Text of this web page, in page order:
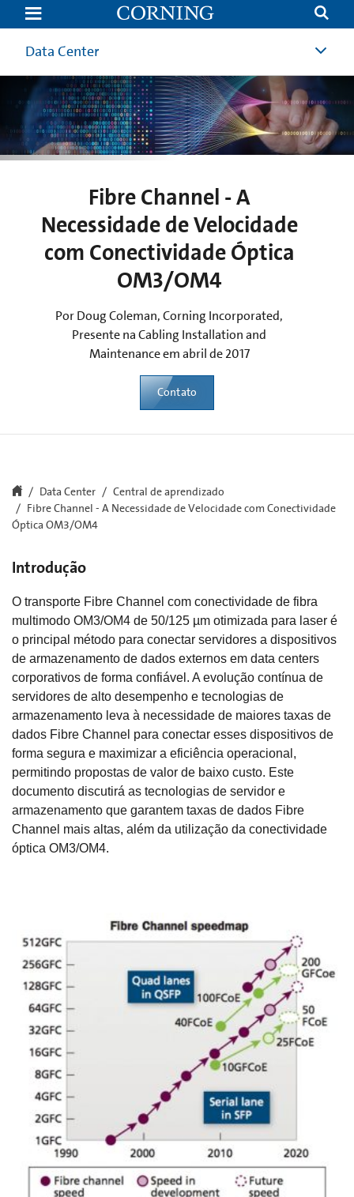
Fibre
Channel
-
Need
Speed
OM3/OM4
Optical
Connectivity
Data
Data Center
Fibre Channel - A
Necessidade de Velocidade
com Conectividade Óptica
OM3/OM4
Por Doug Coleman, Corning Incorporated,
Presente na Cabling Installation and
Maintenance em abril de 2017
Contato
Data Center
Central de aprendizado
Fibre Channel - A Necessidade de Velocidade com Conectividade
Óptica OM3/OM4
Introdução
O transporte Fibre Channel com conectividade de fibra
multimodo OM3/OM4 de 50/125 µm otimizada para laser é
o principal método para conectar servidores a dispositivos
de armazenamento de dados externos em data centers
corporativos de forma confiável. A evolução contínua de
servidores de alto desempenho e tecnologias de
armazenamento leva à necessidade de maiores taxas de
dados Fibre Channel para conectar esses dispositivos de
forma segura e maximizar a eficiência operacional,
permitindo propostas de valor de baixo custo. Este
documento discutirá as tecnologias de servidor e
armazenamento que garantem taxas de dados Fibre
Channel mais altas, além da utilização da conectividade
óptica OM3/OM4.